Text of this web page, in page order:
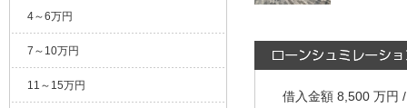
4～6万円
7～10万円
11～15万円
借入金額 8,500 万円